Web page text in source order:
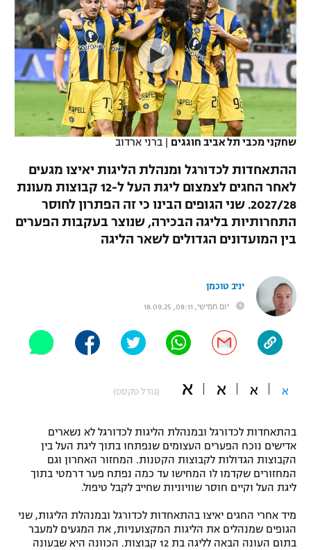
VOD
רץ ברשת
תוצאות
לוח שידורים
ברחבה
"מעל הליגה" – פודקאסט
"מחצית בשכונה" – פודקאסט
תקנון עבור פעילות אלקטרה
תקנון עבור פעילות ספורט 1 – "מרלן"
גיימינג E-Sports
תנאי שימוש
נבחרת ישראל
מכבי חיפה
בית"ר ירושלים
מכבי תל אביב
הפועל תל אביב
הפועל חיפה
הפועל באר שבע
בני יהודה
ליגה ספרדית
ליגה איטלקית
ליגה צרפתית
ליגה הולנדית
ליגה טורקית
ליגה סינית
כדורסל נשים
מכבי תל אביב
הפועל חולון
הפועל ירושלים
דני אבדיה
יורוליג
יורוקאפ
טניס
כדוריד
שחייה
ג'ודו
אגרוף
ספורט אולימפי
היאבקות WWE
אופניים
פוטבול אמריקאי NFL
בייסבול MLB
אומנויות לחימה
שחקני מכבי תל אביב חוגגים | ברני ארדוב
ההתאחדות לכדורגל ומנהלת הליגות יאיצו מגעים
לאחר החגים לצמצום ליגת העל ל-12 קבוצות מעונת
2027/28. שני הגופים הבינו כי זה הפתרון לחוסר
התחרותיות בליגה הבכירה, שנוצר בעקבות הפערים
בין המועדונים הגדולים לשאר הליגה
יניב טוכמן
יום חמישי, 08:11, 18.09.25
א א א א (גודל טקסט)
בהתאחדות לכדורגל ובמנהלת הליגות לכדורגל לא נשארים
אדישים נוכח הפערים העצומים שנפתחו בתוך ליגת העל בין
הקבוצות הגדולות לקבוצות הקטנות. המחזור האחרון וגם
המחזורים שקדמו לו המחישו עד כמה נפתח פער דרמטי בתוך
ליגת העל וקיים חוסר שוויוניות שחייב לקבל טיפול.
מיד אחרי החגים יאיצו בהתאחדות לכדורגל ובמנהלת הליגות, שני
הגופים שמנהלים את הליגות המקצועניות, את המגעים למעבר
בתום העונה הבאה לליגה בת 12 קבוצות. הכוונה היא שבעונה